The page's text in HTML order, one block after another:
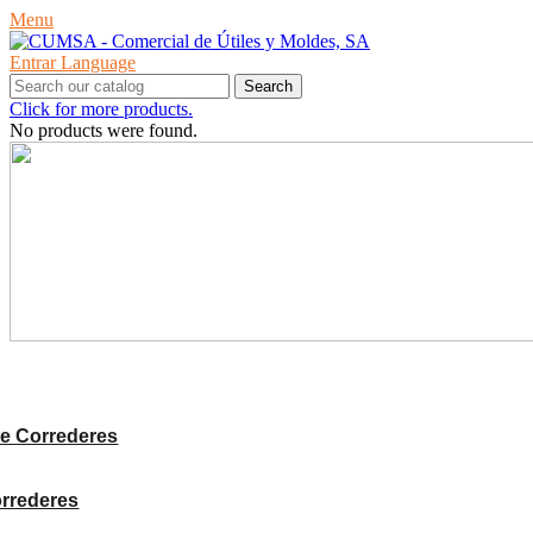
Menu
Entrar Language
Search
Click for more products.
No products were found.
Correderes